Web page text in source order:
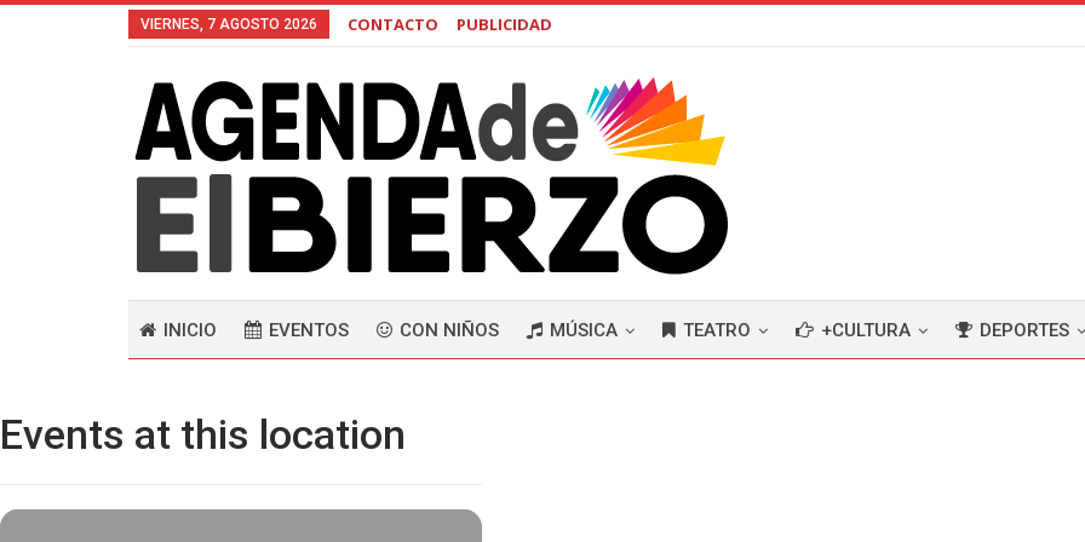
VIERNES, 7 AGOSTO 2026 CONTACTO PUBLICIDAD
INICIO EVENTOS CON NIÑOS MÚSICA TEATRO +CULTURA DEPORTES
Events at this location